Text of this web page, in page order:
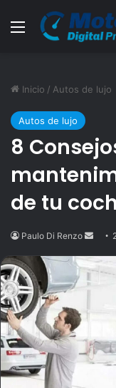
Menú
Inicio / Autos de lujo
Autos de lujo
8
de tu
Paulo Di Renzo
Send
email